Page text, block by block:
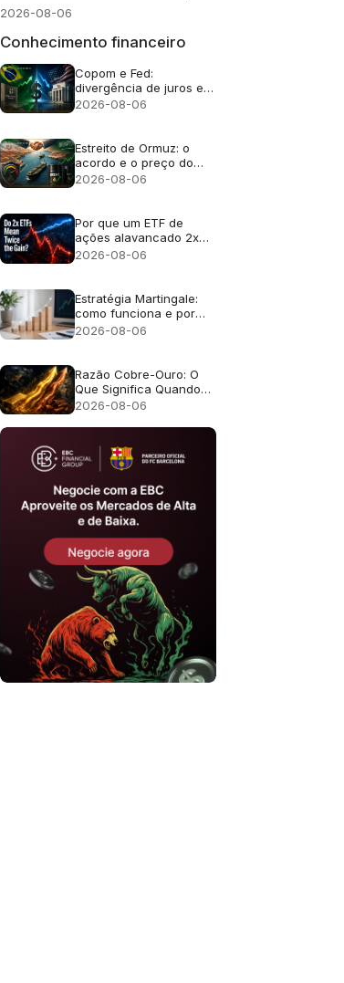
2026-08-06
Conhecimento financeiro
Copom e Fed:
divergência de juros e
efeito no câmbio
2026-08-06
Estreito de Ormuz: o
acordo e o preço do
petróleo
2026-08-06
Por que um ETF de
ações alavancado 2x
não retorna o dobro?
2026-08-06
Estratégia Martingale:
como funciona e por
que falha
2026-08-06
Razão Cobre-Ouro: O
Que Significa Quando
Ouro e Cobre Sobem
2026-08-06